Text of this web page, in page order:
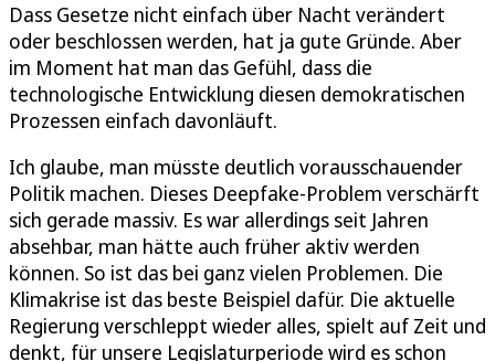
Dass Gesetze nicht einfach über Nacht verändert
oder beschlossen werden, hat ja gute Gründe. Aber
im Moment hat man das Gefühl, dass die
technologische Entwicklung diesen demokratischen
Prozessen einfach davonläuft.
Ich glaube, man müsste deutlich vorausschauender
Politik machen. Dieses Deepfake-Problem verschärft
sich gerade massiv. Es war allerdings seit Jahren
absehbar, man hätte auch früher aktiv werden
können. So ist das bei ganz vielen Problemen. Die
Klimakrise ist das beste Beispiel dafür. Die aktuelle
Regierung verschleppt wieder alles, spielt auf Zeit und
denkt, für unsere Legislaturperiode wird es schon